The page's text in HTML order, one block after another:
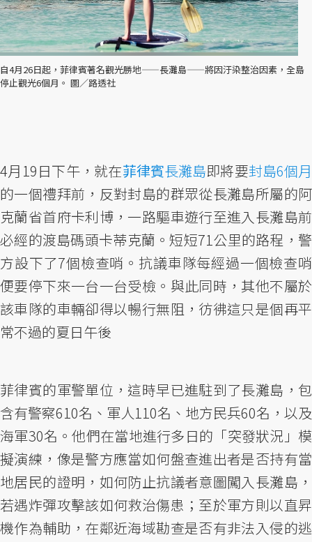
自4月26日起，菲律賓著名觀光勝地——長灘島——將因汙染整治因素，全島
停止觀光6個月。 圖／路透社
4月19日下午，就在菲律賓長灘島即將要封島6個月
的一個禮拜前，反對封島的群眾從長灘島所屬的阿
克蘭省首府卡利博，一路驅車遊行至進入長灘島前
必經的渡島碼頭卡蒂克蘭。短短71公里的路程，警
方設下了7個檢查哨。抗議車隊每經過一個檢查哨
便要停下來一台一台受檢。與此同時，其他不屬於
該車隊的車輛卻得以暢行無阻，彷彿這只是個再平
常不過的夏日午後
菲律賓的軍警單位，這時早已進駐到了長灘島，包
含有警察610名、軍人110名、地方民兵60名，以及
海軍30名。他們在當地進行多日的「突發狀況」模
擬演練，像是警方應當如何盤查進出者是否持有當
地居民的證明，如何防止抗議者意圖闖入長灘島，
若遇炸彈攻擊該如何救治傷患；至於軍方則以直昇
機作為輔助，在鄰近海域勘查是否有非法入侵的逃